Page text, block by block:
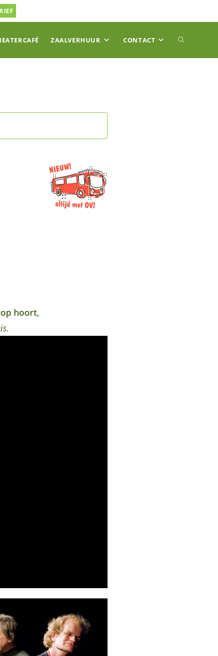
ZAALVERHUUR CONTACT TOGGLE
hoort,